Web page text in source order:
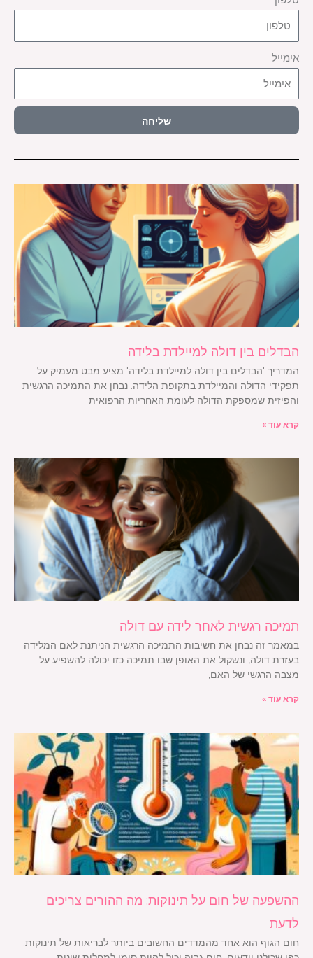
אימייל
שליחה
הבדלים בין דולה למיילדת בלידה
המדריך 'הבדלים בין דולה למיילדת בלידה' מציע מבט מעמיק על
תפקידי הדולה והמיילדת בתקופת הלידה. נבחן את התמיכה הרגשית
והפיזית שמספקת הדולה לעומת האחריות הרפואית
קרא עוד »
תמיכה רגשית לאחר לידה עם דולה
במאמר זה נבחן את חשיבות התמיכה הרגשית הניתנת לאם המלידה
בעזרת דולה, ונשקול את האופן שבו תמיכה כזו יכולה להשפיע על
מצבה הרגשי של האם,
קרא עוד »
ההשפעה של חום על תינוקות: מה ההורים צריכים
לדעת
חום הגוף הוא אחד מהמדדים החשובים ביותר לבריאות של תינוקות.